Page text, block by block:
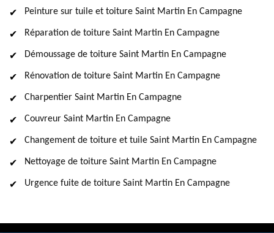
Peinture sur tuile et toiture Saint Martin En Campagne
Réparation de toiture Saint Martin En Campagne
Démoussage de toiture Saint Martin En Campagne
Rénovation de toiture Saint Martin En Campagne
Charpentier Saint Martin En Campagne
Couvreur Saint Martin En Campagne
Changement de toiture et tuile Saint Martin En Campagne
Nettoyage de toiture Saint Martin En Campagne
Urgence fuite de toiture Saint Martin En Campagne